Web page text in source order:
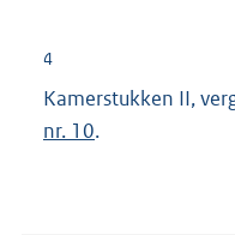
4
Kamerstukken II,
nr. 10.